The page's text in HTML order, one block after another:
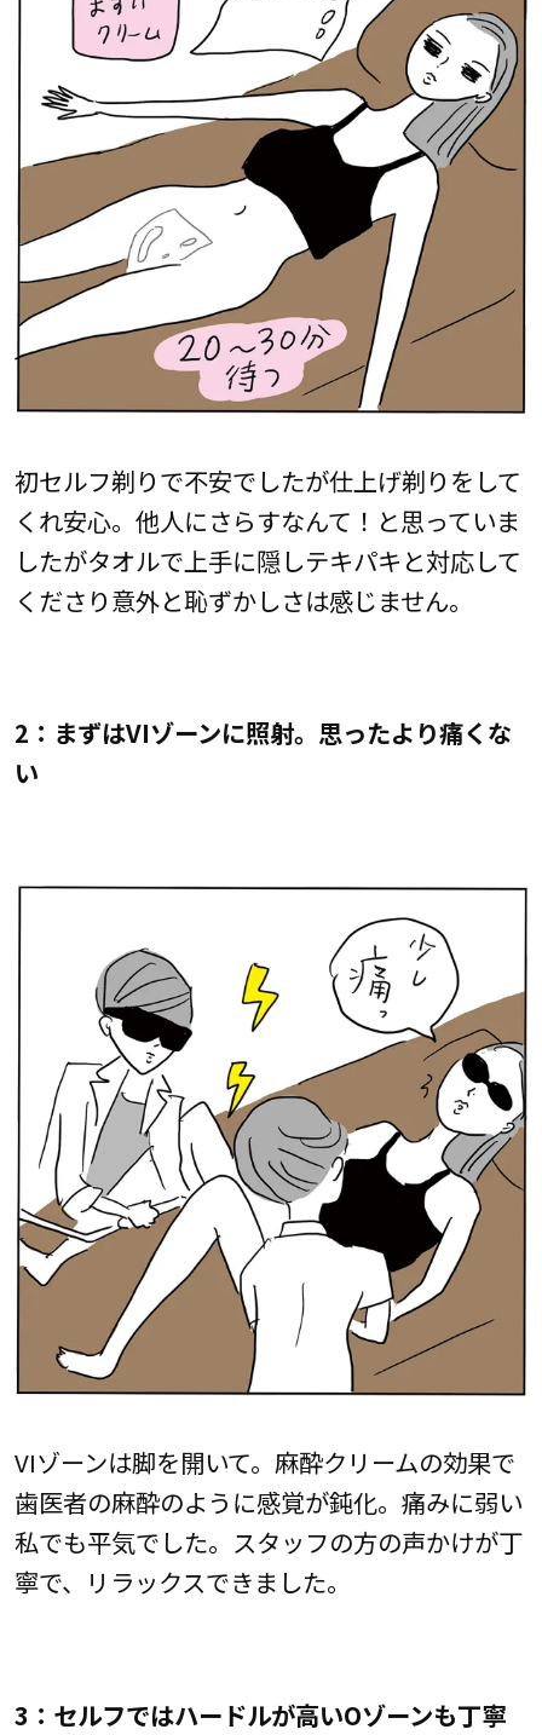
初セルフ剃りで不安でしたが仕上げ剃りをして
くれ安心。他人にさらすなんて！と思っていま
したがタオルで上手に隠しテキパキと対応して
くださり意外と恥ずかしさは感じません。
2：まずはVIゾーンに照射。思ったより痛くな
い
VIゾーンは脚を開いて。麻酔クリームの効果で
歯医者の麻酔のように感覚が鈍化。痛みに弱い
私でも平気でした。スタッフの方の声かけが丁
寧で、リラックスできました。
3：セルフではハードルが高いOゾーンも丁寧